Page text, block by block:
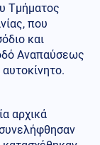
Τμήματος
που
και
Αναπαύσεως
αρχικά